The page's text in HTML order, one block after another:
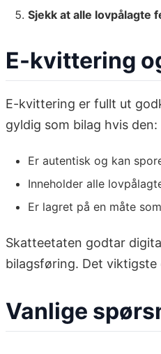
Sjekk at alle lovpålagte
E-kvittering
E-kvittering er fullt ut
gyldig som bilag hvis den:
Er autentisk og kan
Inneholder alle
Er lagret på en måte
Skatteetaten godtar
bilagsføring. Det
Vanlige